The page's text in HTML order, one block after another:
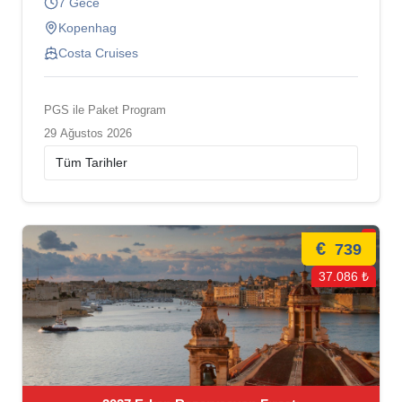
7 Gece
Kopenhag
Costa Cruises
PGS ile Paket Program
29 Ağustos 2026
€ 739
37.086 ₺